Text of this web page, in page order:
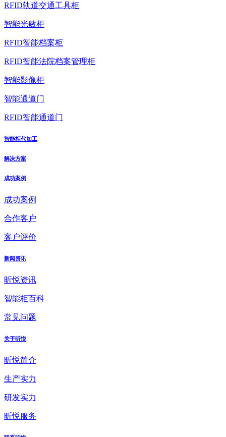
RFID轨道交通工具柜
智能光敏柜
RFID智能档案柜
RFID智能法院档案管理柜
智能影像柜
智能通道门
RFID智能通道门
智能柜代加工
解决方案
成功案例
成功案例
合作客户
客户评价
新闻资讯
昕悦资讯
智能柜百科
常见问题
关于昕悦
昕悦简介
生产实力
研发实力
昕悦服务